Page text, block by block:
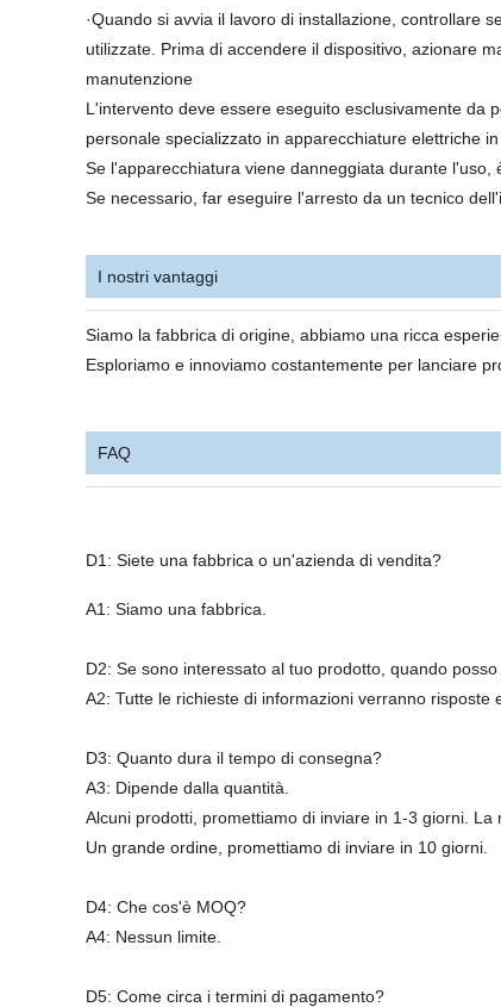
·Quando si avvia il lavoro di installazione, controllare
utilizzate. Prima di accendere il dispositivo, azionare
manutenzione
L'intervento deve essere eseguito esclusivamente da
personale specializzato in apparecchiature elettriche
Se l'apparecchiatura viene danneggiata durante
Se necessario, far eseguire l'arresto da un tecnico
I nostri vantaggi
Siamo la fabbrica di origine, abbiamo una ricca
Esploriamo e innoviamo costantemente per lanciare
FAQ
D1: Siete una fabbrica o un'azienda di vendita?
A1: Siamo una fabbrica.
D2: Se sono interessato al tuo prodotto, quando
A2: Tutte le richieste di informazioni verranno risposte
D3: Quanto dura il tempo di consegna?
A3: Dipende dalla quantità.
Alcuni prodotti, promettiamo di inviare in 1-3 giorni.
Un grande ordine, promettiamo di inviare in 10 giorni.
D4: Che cos'è MOQ?
A4: Nessun limite.
D5: Come circa i termini di pagamento?